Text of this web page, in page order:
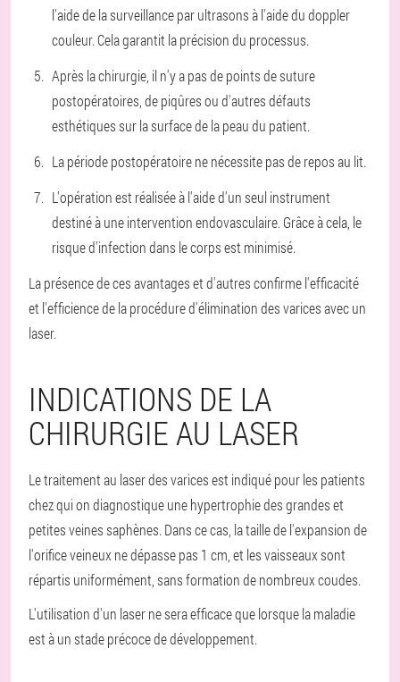
l'aide de la surveillance par ultrasons à l'aide du doppler
couleur. Cela garantit la précision du processus.
Après la chirurgie, il n'y a pas de points de suture
postopératoires, de piqûres ou d'autres défauts
esthétiques sur la surface de la peau du patient.
La période postopératoire ne nécessite pas de repos au lit.
L'opération est réalisée à l'aide d'un seul instrument
destiné à une intervention endovasculaire. Grâce à cela, le
risque d'infection dans le corps est minimisé.
La présence de ces avantages et d'autres confirme l'efficacité
et l'efficience de la procédure d'élimination des varices avec un
laser.
INDICATIONS DE LA
CHIRURGIE AU LASER
Le traitement au laser des varices est indiqué pour les patients
chez qui on diagnostique une hypertrophie des grandes et
petites veines saphènes. Dans ce cas, la taille de l'expansion de
l'orifice veineux ne dépasse pas 1 cm, et les vaisseaux sont
répartis uniformément, sans formation de nombreux coudes.
L'utilisation d'un laser ne sera efficace que lorsque la maladie
est à un stade précoce de développement.